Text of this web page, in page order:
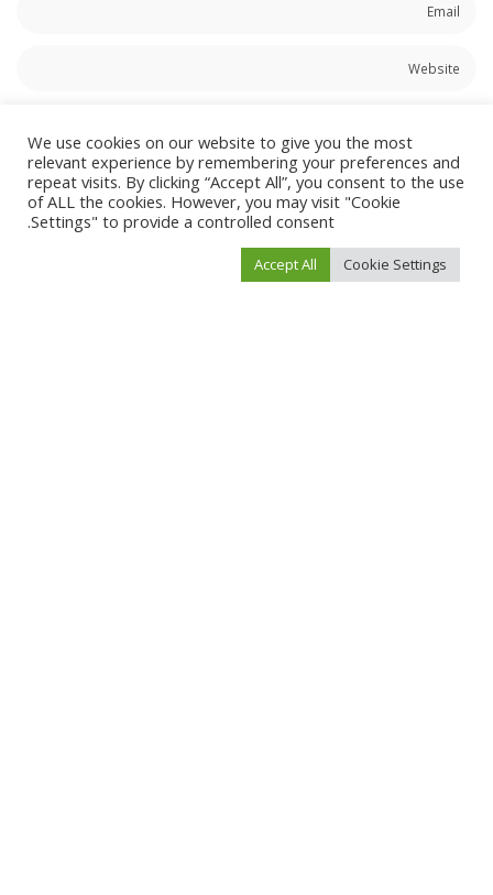
We use cookies on our website to give you the most
relevant experience by remembering your preferences and
repeat visits. By clicking “Accept All”, you consent to the use
of ALL the cookies. However, you may visit "Cookie
Settings" to provide a controlled consent.
Cookie Settings
Accept All